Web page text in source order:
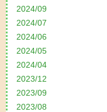
2024/09
2024/07
2024/06
2024/05
2024/04
2023/12
2023/09
2023/08